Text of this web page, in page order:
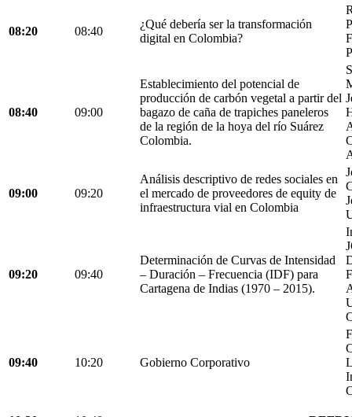
08:20 08:40
¿Qué debería ser la transformación
digital en Colombia?
08:40 09:00
Establecimiento del potencial de
producción de carbón vegetal a partir del
bagazo de caña de trapiches paneleros
de la región de la hoya del río Suárez
Colombia.
09:00 09:20
Análisis descriptivo de redes sociales en
el mercado de proveedores de equity de
infraestructura vial en Colombia
09:20 09:40
Determinación de Curvas de Intensidad
– Duración – Frecuencia (IDF) para
Cartagena de Indias (1970 – 2015).
09:40 10:20 Gobierno Corporativo